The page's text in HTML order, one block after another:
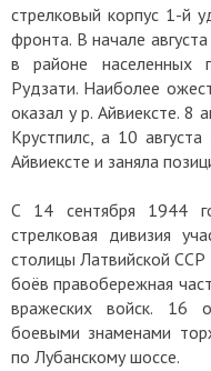
стрелковый корпус 1-й
фронта. В начале
в районе населенных
Рудзати. Наиболее
оказал у р. Айвиексте. 8
Крустпилс, а 10
Айвиексте и заняла
С 14 сентября 1944
стрелковая дивизия
столицы Латвийской ССР
боёв правобережная
вражеских войск. 16
боевыми знаменами
по Лубанскому шоссе.